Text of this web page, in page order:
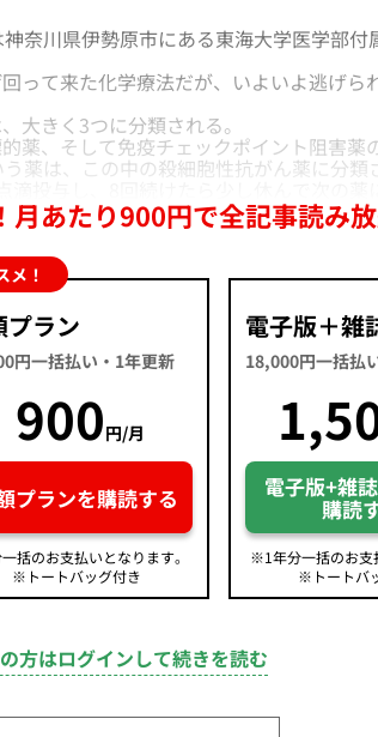
奈川県伊勢原市にある東海大学医学部付
って来た化学療法だが、いよいよ逃げら
大きく3つに分類される。
、そして免疫チェックポイント阻害薬
薬は、この中の殺細胞性抗がん薬に分類
月あたり900円で全記事読み
メ！
プラン
円一括払い・1年更新
900円/月
プランを購読する
括のお支払いとなります。
※トートバッグ付き
電子版＋雑
18,000円一括払
電子版+雑
購読
※1年分一括のお支
※トートバ
方はログインして続きを読む